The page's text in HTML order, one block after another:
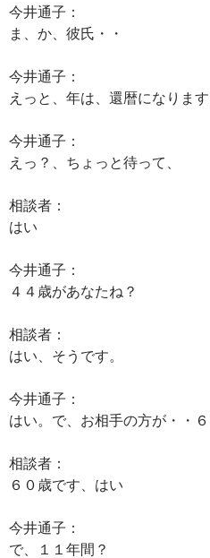
今井通子：
ま、か、彼氏・・
今井通子：
えっと、年は、還暦になりま
今井通子：
えっ？、ちょっと待って、
相談者：
はい
今井通子：
４４歳があなたね？
相談者：
はい、そうです。
今井通子：
はい。で、お相手の方が・・６
相談者：
６０歳です、はい
今井通子：
で、１１年間？